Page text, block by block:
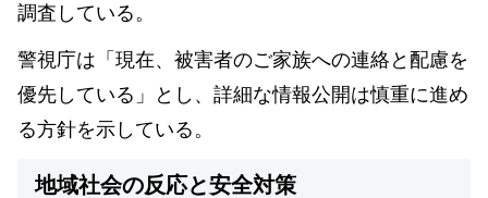
調査している。
警視庁は「現在、被害者のご家族への連絡と配慮を
優先している」とし、詳細な情報公開は慎重に進め
る方針を示している。
地域社会の反応と安全対策